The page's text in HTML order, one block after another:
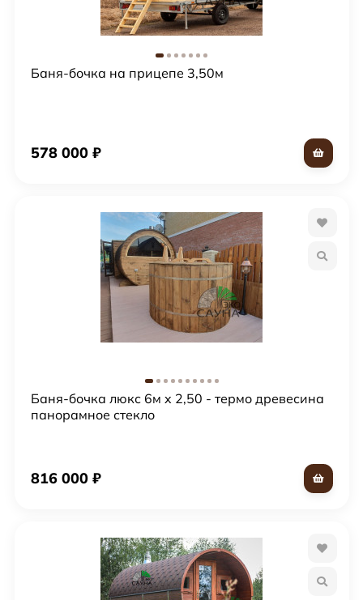
Баня-бочка на прицепе 3,50м
578 000 ₽
Баня-бочка люкс 6м x 2,50 - термо древесина
панорамное стекло
816 000 ₽